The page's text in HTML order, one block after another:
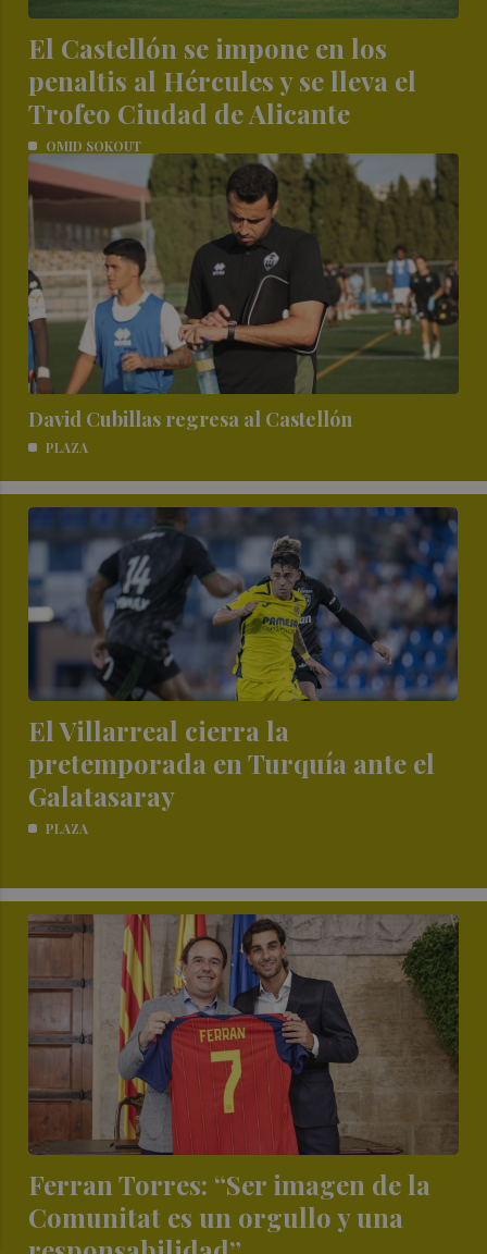
El Castellón se impone en los
penaltis al Hércules y se lleva el
Trofeo Ciudad de Alicante
OMID SOKOUT
David Cubillas regresa al Castellón
PLAZA
El Villarreal cierra la
pretemporada en Turquía ante el
Galatasaray
PLAZA
Ferran Torres: “Ser imagen de la
Comunitat es un orgullo y una